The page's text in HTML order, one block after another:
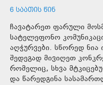
6 ᲡᲐᲐᲗᲘᲡ ᲬᲘᲜ
ჩავატარეთ ფარული
სატელეფონო
აღჭურვები. სწორედ ნია
შედეგად მივიღეთ
რომელიც, სხვა
და წარედგინა